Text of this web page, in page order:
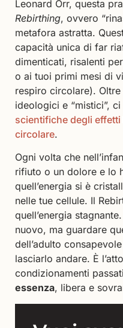
Leonard Orr, questa
Rebirthing, ovvero
metafora astratta.
capacità unica di far
dimenticati, risalenti
o ai tuoi primi mesi di
respiro circolare).
ideologici e “mistici”,
scientifiche degli
circolare.
Ogni volta che
rifiuto o un dolore e lo
quell’energia si è
nelle tue cellule. Il
quell’energia
nuovo, ma guardare
dell’adulto
lasciarlo andare. È
condizionamenti
essenza, libera e